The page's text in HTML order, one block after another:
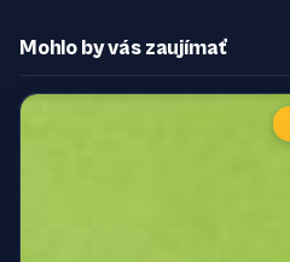
Mohlo by vás zaujímať